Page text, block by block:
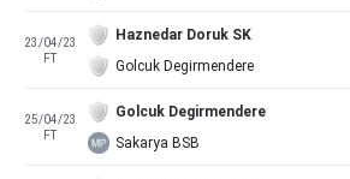
23/04/23
FT
Haznedar Doruk SK
Golcuk Degirmendere
25/04/23
FT
Golcuk Degirmendere
Sakarya BSB